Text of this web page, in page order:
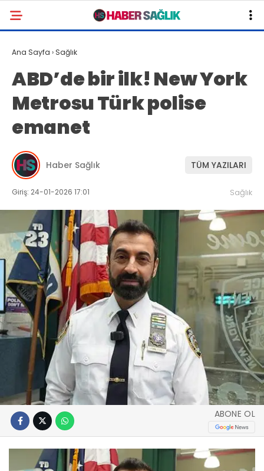
Ana Sayfa › Sağlık
ABD’de bir ilk! New York
Metrosu Türk polise
emanet
Haber Sağlık TÜM YAZILARI
Giriş: 24-01-2026 17:01 Sağlık
ABONE OL